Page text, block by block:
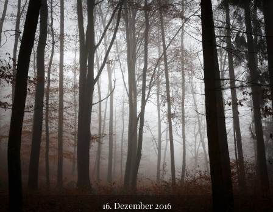
16. Dezember 2016